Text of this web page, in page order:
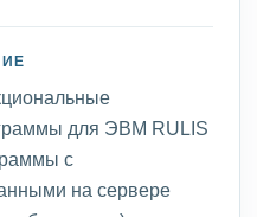
для ЭВМ RULIS
с
на сервере